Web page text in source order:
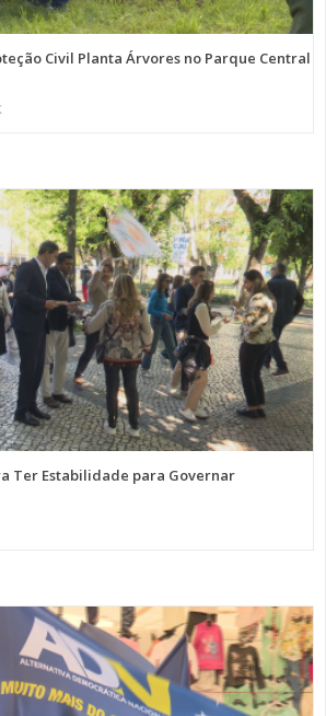
Civil Planta Árvores no Parque Central
Ter Estabilidade para Governar